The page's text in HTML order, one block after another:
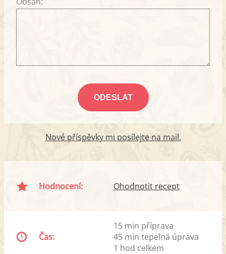
Nové příspěvky mi posílejte na mail.
Hodnocení: Ohodnotit recept
Čas:
15 min příprava
45 min tepelná úprava
1 hod celkem